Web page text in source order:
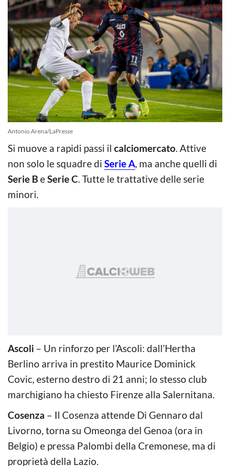
Antonio Arena/LaPresse
Si muove a rapidi passi il calciomercato. Attive
non solo le squadre di Serie A, ma anche quelli di
Serie BeSerie C. Tutte le trattative delle serie
minori.
Ascoli – Un rinforzo per l’Ascoli: dall’Hertha
Berlino arriva in prestito Maurice Dominick
Covic, esterno destro di 21 anni; lo stesso club
marchigiano ha chiesto Firenze alla Salernitana.
Cosenza – Il Cosenza attende Di Gennaro dal
Livorno, torna su Omeonga del Genoa (ora in
Belgio) e pressa Palombi della Cremonese, ma di
proprietà della Lazio.